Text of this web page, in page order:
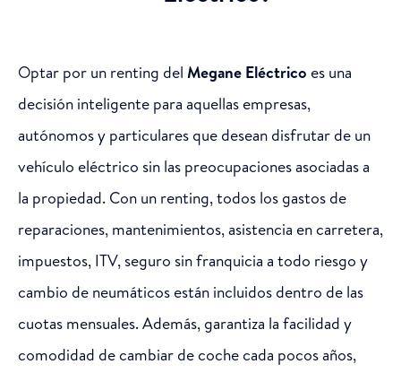
Optar por un renting del Megane Eléctrico es una
decisión inteligente para aquellas empresas,
autónomos y particulares que desean disfrutar de un
vehículo eléctrico sin las preocupaciones asociadas a
la propiedad. Con un renting, todos los gastos de
reparaciones, mantenimientos, asistencia en carretera,
impuestos, ITV, seguro sin franquicia a todo riesgo y
cambio de neumáticos están incluidos dentro de las
cuotas mensuales. Además, garantiza la facilidad y
comodidad de cambiar de coche cada pocos años,